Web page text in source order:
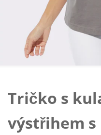
Tričko s
výstřihem